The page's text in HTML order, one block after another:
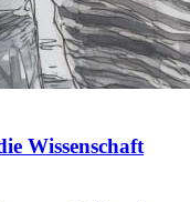
Wissenschaft